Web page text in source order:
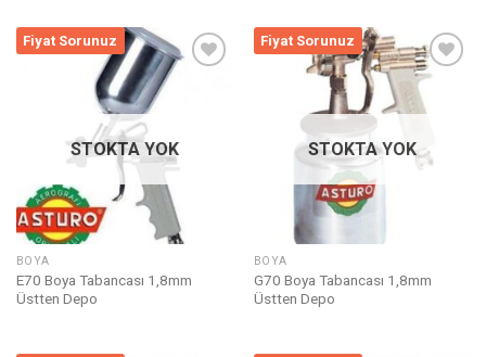
Fiyat Sorunuz
STOKTA YOK
BOYA
E70 Boya Tabancası 1,8mm
Üstten Depo
Fiyat Sorunuz
Listeme
Ekle
STOKTA YOK
BOYA
G70 Boya Tabancası 1,8mm
Üstten Depo